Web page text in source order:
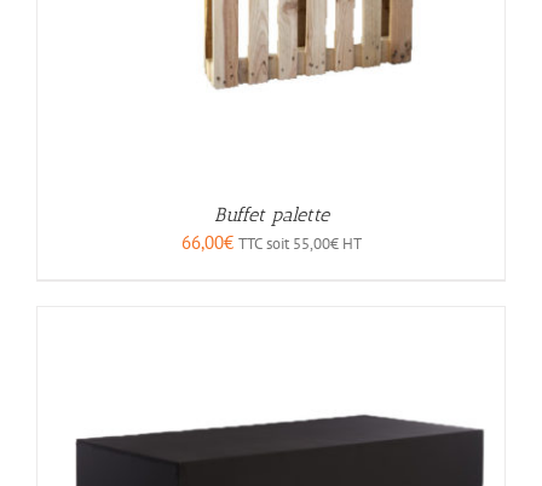
Buffet palette
66,00€ TTC soit 55,00€HT